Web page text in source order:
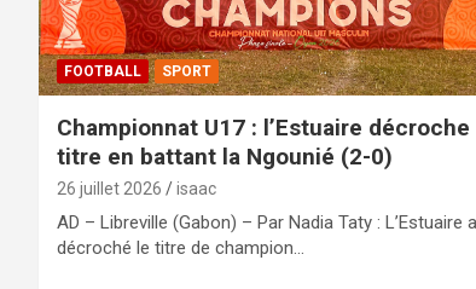
FOOTBALL SPORT
Championnat U17 : l’Estuaire décroche
titre en battant la Ngounié (2-0)
26 juillet 2026 isaac
AD – Libreville (Gabon) – Par Nadia Taty : L’Estuaire a
décroché le titre de champion…